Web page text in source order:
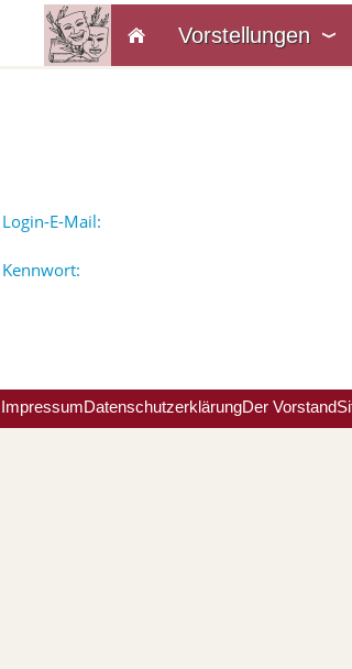
Vorstellungen
Login-E-Mail:
Kennwort:
ImpressumDatenschutzerklärungDer Vorstand